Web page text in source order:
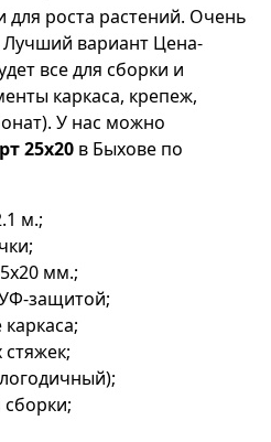
роста растений. Очень
Лучший вариант Цена-
все для сборки и
каркаса, крепеж,
У нас можно
25х20 в Быхове по
м.;
мм.;
защитой;